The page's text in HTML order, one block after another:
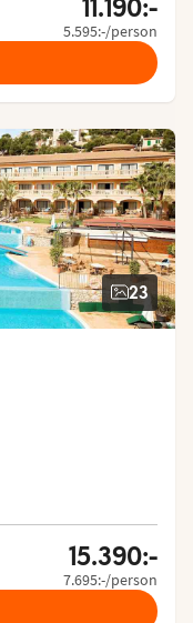
11.190:-
5.595:-/person
23
4.8/54.6 of 5
15.390:-
7.695:-/person